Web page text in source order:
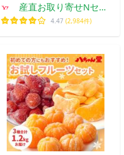
産直お取り寄せNセレ
クト Yahoo!店
4.47 (2,984件)